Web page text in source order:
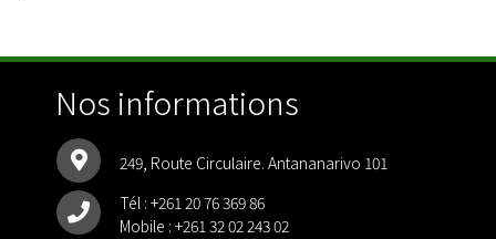
Nos informations
249, Route Circulaire. Antananarivo 101
Tél : +261 20 76 369 86
Mobile : +261 32 02 243 02